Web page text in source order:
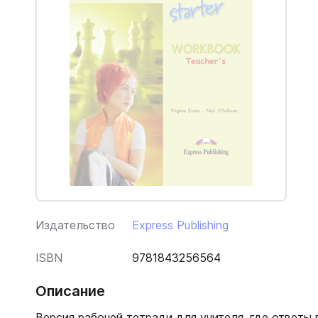
Издательство Express Publishing
ISBN 9781843256564
Описание